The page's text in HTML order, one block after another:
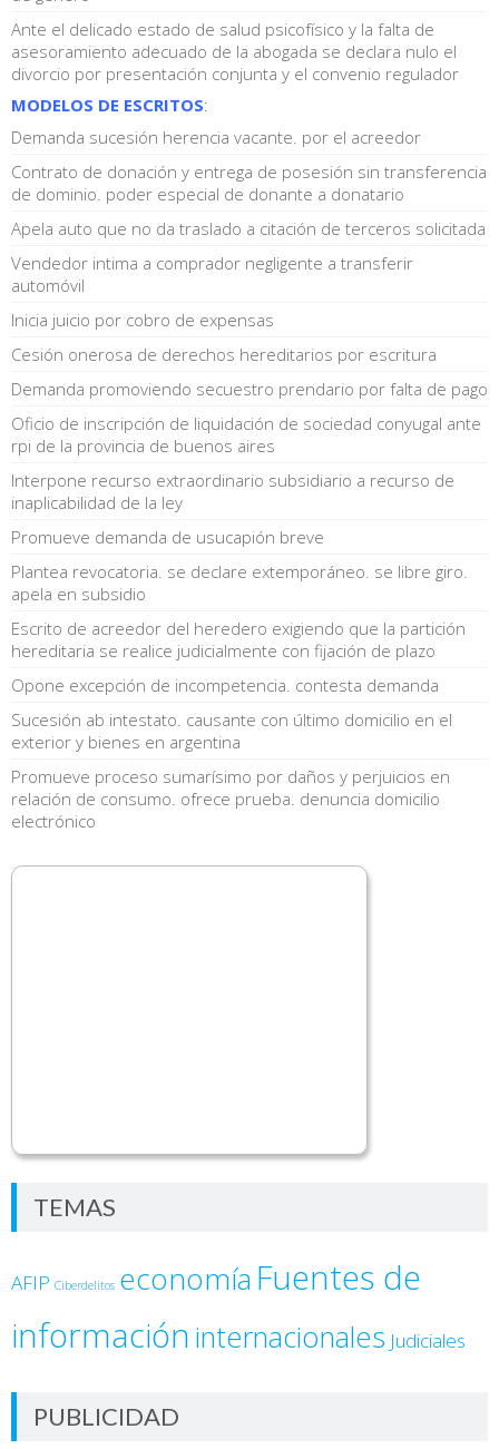
Ante el delicado estado de salud psicofísico y la falta de
asesoramiento adecuado de la abogada se declara nulo el
divorcio por presentación conjunta y el convenio regulador
MODELOS DE ESCRITOS:
Demanda sucesión herencia vacante. por el acreedor
Contrato de donación y entrega de posesión sin transferencia
de dominio. poder especial de donante a donatario
Apela auto que no da traslado a citación de terceros solicitada
Vendedor intima a comprador negligente a transferir
automóvil
Inicia juicio por cobro de expensas
Cesión onerosa de derechos hereditarios por escritura
Demanda promoviendo secuestro prendario por falta de pago
Oficio de inscripción de liquidación de sociedad conyugal ante
rpi de la provincia de buenos aires
Interpone recurso extraordinario subsidiario a recurso de
inaplicabilidad de la ley
Promueve demanda de usucapión breve
Plantea revocatoria. se declare extemporáneo. se libre giro.
apela en subsidio
Escrito de acreedor del heredero exigiendo que la partición
hereditaria se realice judicialmente con fijación de plazo
Opone excepción de incompetencia. contesta demanda
Sucesión ab intestato. causante con último domicilio en el
exterior y bienes en argentina
Promueve proceso sumarísimo por daños y perjuicios en
relación de consumo. ofrece prueba. denuncia domicilio
electrónico
TEMAS
AFIP Ciberdelitos economía Fuentes de
información internacionales Judiciales
PUBLICIDAD